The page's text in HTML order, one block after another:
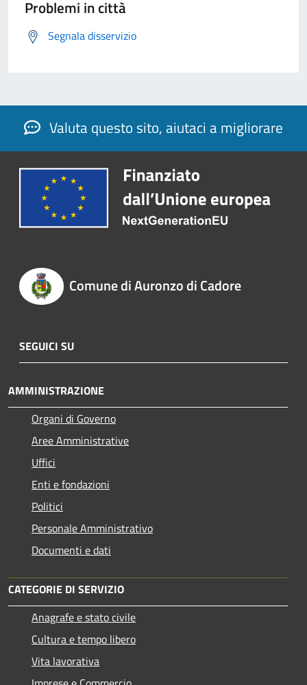
Problemi in città
Segnala disservizio
Valuta questo sito, aiutaci a migliorare
Comune di Auronzo di Cadore
SEGUICI SU
AMMINISTRAZIONE
Organi di Governo
Aree Amministrative
Uffici
Enti e fondazioni
Politici
Personale Amministrativo
Documenti e dati
CATEGORIE DI SERVIZIO
Anagrafe e stato civile
Cultura e tempo libero
Vita lavorativa